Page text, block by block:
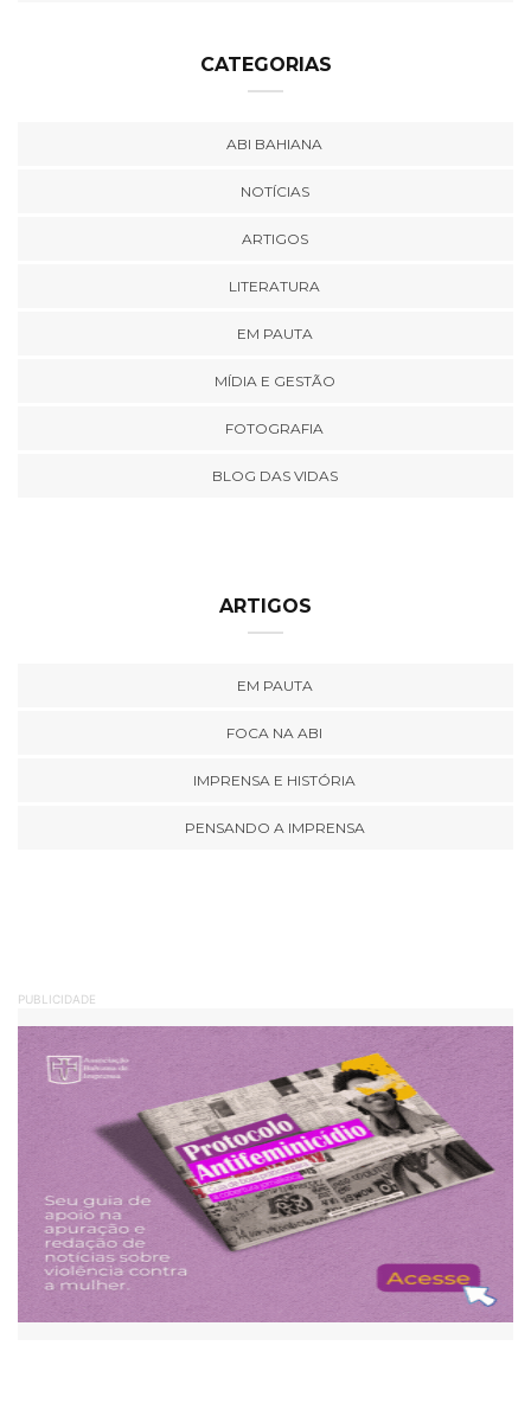
CATEGORIAS
ABI BAHIANA
NOTÍCIAS
ARTIGOS
LITERATURA
EM PAUTA
MÍDIA E GESTÃO
FOTOGRAFIA
BLOG DAS VIDAS
ARTIGOS
EM PAUTA
FOCA NA ABI
IMPRENSA E HISTÓRIA
PENSANDO A IMPRENSA
PUBLICIDADE